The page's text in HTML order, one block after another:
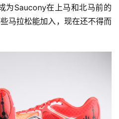
为Saucony在上马和北马前的
马拉松能加入，现在还不得而